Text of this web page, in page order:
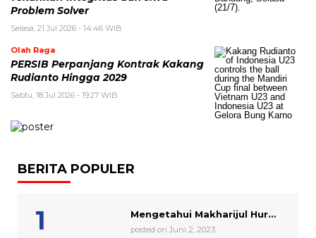
Problem Solver
Selasa, 21 Jul 2026 - 14:46 WIB
Olah Raga
PERSIB Perpanjang Kontrak Kakang
Rudianto Hingga 2029
Sabtu, 18 Jul 2026 - 19:27 WIB
BERITA POPULER
Mengetahui Makharijul Hur...
posted on Juni 2, 2023